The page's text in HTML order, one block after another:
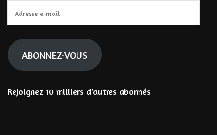
e-
mail
ABONNEZ-VOUS
Rejoignez 10 milliers d’autres abonnés